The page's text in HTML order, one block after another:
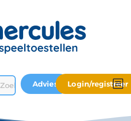
Advies Login/registreer